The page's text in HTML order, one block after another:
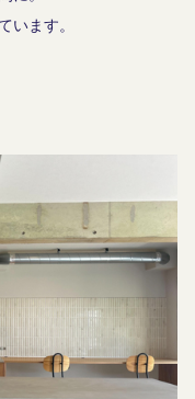
います。